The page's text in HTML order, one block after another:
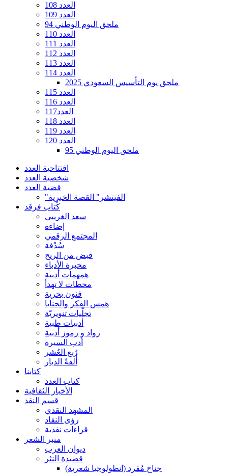
العدد 108
العدد 109
ملحق اليوم الوطني 94
العدد 110
العدد 111
العدد 112
العدد 113
العدد 114
ملحق يوم التأسيس السعودي 2025
العدد 115
العدد 116
العدد117
العدد 118
العدد 119
العدد 120
ملحق اليوم الوطني 95
افتتاحية العدد
شخصية العدد
قضية العدد
"الفيتشر" القصة الخبرية
كُتاب فرقد
سعد الغريبي
إضاءة
المجتمع الرقمي
سُدْفة
قبض من الريح
محبرة الأدباء
همهمات أدبية
محطات لا تهدأ
فنون بحرية
همس الفكر والحنايا
تجلّيات تنويريّة
أدبيات طبية
رواد و رموز أدبية
أدب السيرة
رُبع العُشر
أُلفةُ الديار
كتابنا
كتاب العدد
الأخبار الثقافية
قسم النقد
المشهد النقدي
رؤى النقاد
قراءات نقدية
منبر الشعر
ديوان العرب
قصيدة النثر
جناح مُفرد (انطولوجيا شعرية)